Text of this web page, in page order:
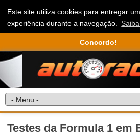
Este site utiliza cookies para entregar
experiência durante a navegação.
Concordo!
Testes da Formula 1 em